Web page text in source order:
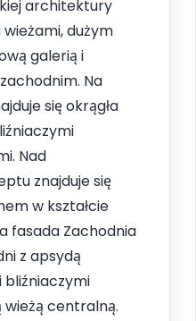
architektury
dużym
galerią i
Na
się okrągła
Nad
znajduje się
w kształcie
fasada Zachodnia
z apsydą
bliźniaczymi
centralną.